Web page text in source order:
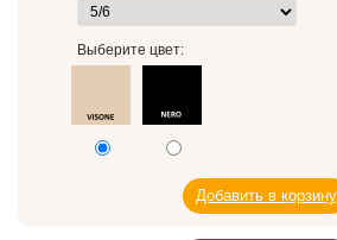
Выберите цвет: